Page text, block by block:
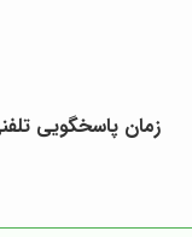
زمان پاسخگویی تلفنی: